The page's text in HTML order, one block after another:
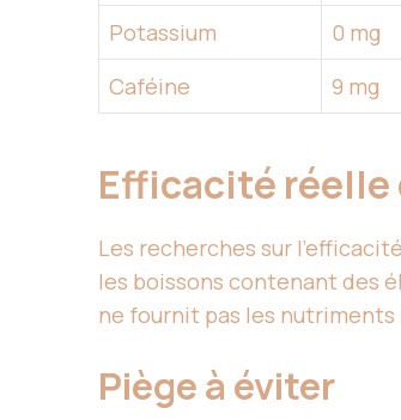
Potassium
0 mg
Caféine
9 mg
Efficacité réelle
Les recherches sur
les boissons contenant des
ne fournit pas les
Piège à éviter